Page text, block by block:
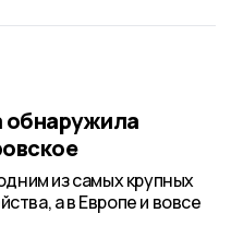
обнаружила
из самых крупных
а в Европе и вовсе